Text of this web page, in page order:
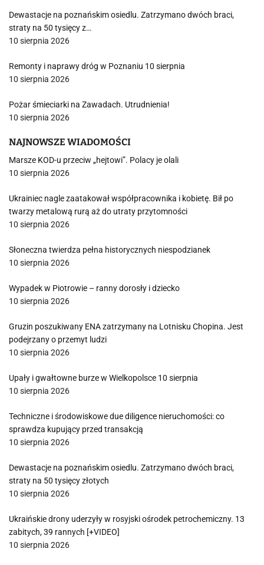
Dewastacje na poznańskim osiedlu. Zatrzymano dwóch braci,
straty na 50 tysięcy z…
10 sierpnia 2026
Remonty i naprawy dróg w Poznaniu 10 sierpnia
10 sierpnia 2026
Pożar śmieciarki na Zawadach. Utrudnienia!
10 sierpnia 2026
NAJNOWSZE WIADOMOŚCI
Marsze KOD-u przeciw „hejtowi”. Polacy je olali
10 sierpnia 2026
Ukrainiec nagle zaatakował współpracownika i kobietę. Bił po
twarzy metalową rurą aż do utraty przytomności
10 sierpnia 2026
Słoneczna twierdza pełna historycznych niespodzianek
10 sierpnia 2026
Wypadek w Piotrowie – ranny dorosły i dziecko
10 sierpnia 2026
Gruzin poszukiwany ENA zatrzymany na Lotnisku Chopina. Jest
podejrzany o przemyt ludzi
10 sierpnia 2026
Upały i gwałtowne burze w Wielkopolsce 10 sierpnia
10 sierpnia 2026
Techniczne i środowiskowe due diligence nieruchomości: co
sprawdza kupujący przed transakcją
10 sierpnia 2026
Dewastacje na poznańskim osiedlu. Zatrzymano dwóch braci,
straty na 50 tysięcy złotych
10 sierpnia 2026
Ukraińskie drony uderzyły w rosyjski ośrodek petrochemiczny. 13
zabitych, 39 rannych [+VIDEO]
10 sierpnia 2026